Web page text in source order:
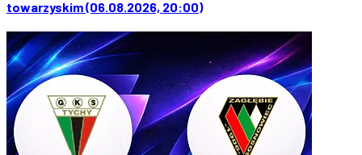
towarzyskim (06.08.2026, 20:00)